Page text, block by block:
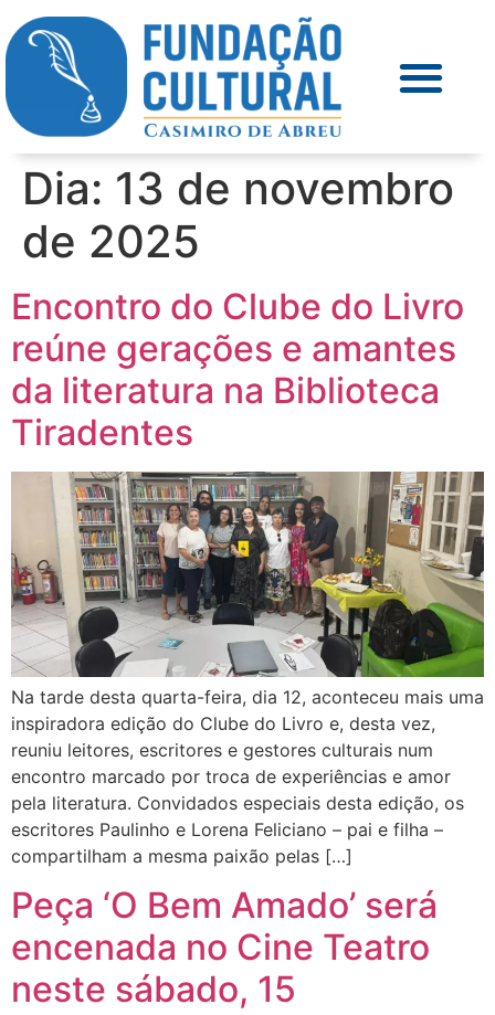
Dia: 13 de novembro
de 2025
Encontro do Clube do Livro
reúne gerações e amantes
da literatura na Biblioteca
Tiradentes
Na tarde desta quarta-feira, dia 12, aconteceu mais uma
inspiradora edição do Clube do Livro e, desta vez,
reuniu leitores, escritores e gestores culturais num
encontro marcado por troca de experiências e amor
pela literatura. Convidados especiais desta edição, os
escritores Paulinho e Lorena Feliciano – pai e filha –
compartilham a mesma paixão pelas […]
Peça ‘O Bem Amado’ será
encenada no Cine Teatro
neste sábado, 15